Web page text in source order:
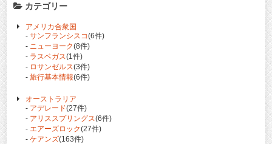
カテゴリー
アメリカ合衆国
- サンフランシスコ(6件)
- ニューヨーク(8件)
- ラスベガス(1件)
- ロサンゼルス(3件)
- 旅行基本情報(6件)
オーストラリア
- アデレード(27件)
- アリススプリングス(6件)
- エアーズロック(27件)
- ケアンズ(163件)